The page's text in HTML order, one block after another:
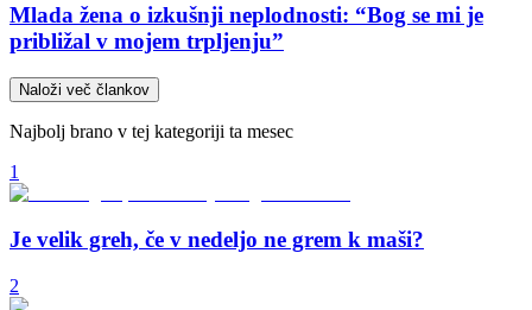
Mlada žena o izkušnji neplodnosti: “Bog se mi je
približal v mojem trpljenju”
Naloži več člankov
Najbolj brano v tej kategoriji ta mesec
1
Je velik greh, če v nedeljo ne grem k maši?
2